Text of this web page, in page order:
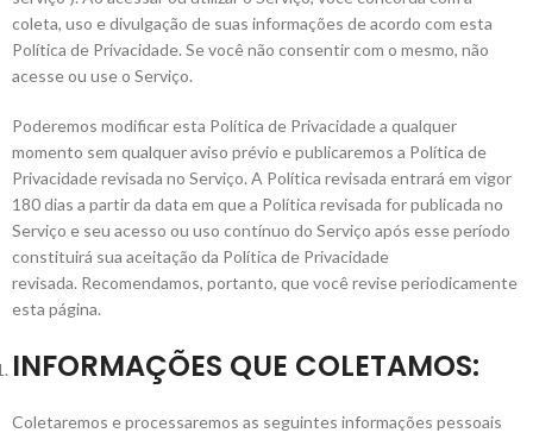
coleta, uso e divulgação de suas informações de acordo com esta
Política de Privacidade. Se você não consentir com o mesmo, não
acesse ou use o Serviço.
Poderemos modificar esta Política de Privacidade a qualquer
momento sem qualquer aviso prévio e publicaremos a Política de
Privacidade revisada no Serviço. A Política revisada entrará em vigor
180 dias a partir da data em que a Política revisada for publicada no
Serviço e seu acesso ou uso contínuo do Serviço após esse período
constituirá sua aceitação da Política de Privacidade
revisada. Recomendamos, portanto, que você revise periodicamente
esta página.
INFORMAÇÕES QUE COLETAMOS:
Coletaremos e processaremos as seguintes informações pessoais